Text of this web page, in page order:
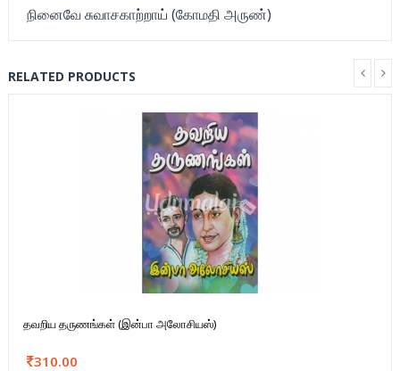
நினைவே சுவாசகாற்றாய் (கோமதி அருண்)
RELATED PRODUCTS
தவறிய தருணங்கள் (இன்பா அலோசியஸ்)
310.00